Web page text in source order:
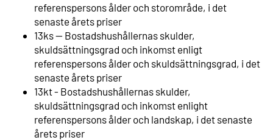
referenspersons ålder och storområde, i det
senaste årets priser
13ks -- Bostadshushållernas skulder,
skuldsättningsgrad och inkomst enligt
referenspersons ålder och skuldsättningsgrad, i det
senaste årets priser
13kt - Bostadshushållernas skulder,
skuldsättningsgrad och inkomst enlight
referenspersons ålder och landskap, i det senaste
årets priser